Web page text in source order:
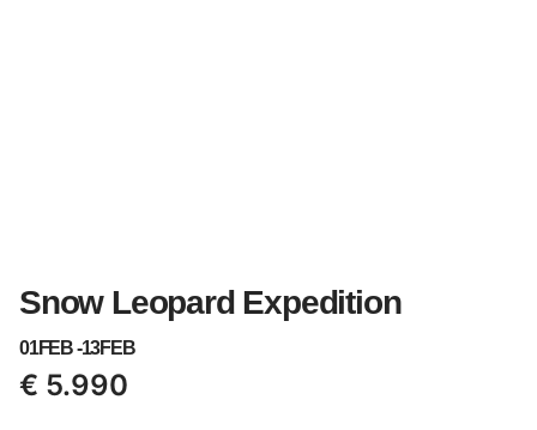
Snow Leopard Expedition
01FEB -13FEB
€ 5.990